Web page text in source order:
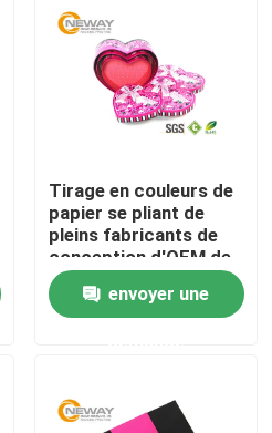
Tirage en couleurs de
papier se pliant de
pleins fabricants de
conception d'OEM de
mode de caisse
d'emballage de carton
de papier
envoyer une